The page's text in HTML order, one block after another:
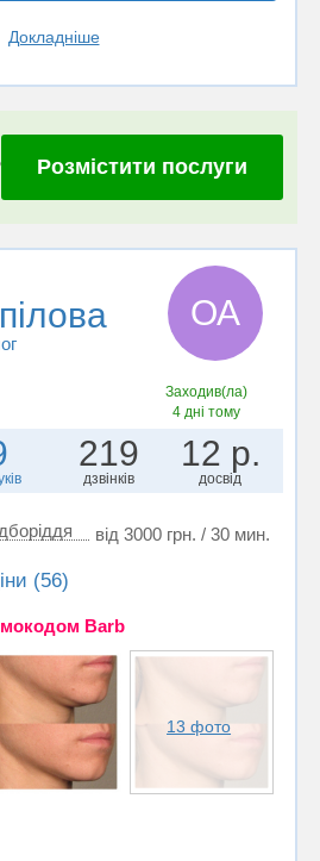
Докладніше
Розмістити послуги
ОА
Заходив(ла)
4 дні тому
219
дзвінків
12 р.
досвід
від 3000 грн. / 30 мин.
(56)
Barb
13 фото